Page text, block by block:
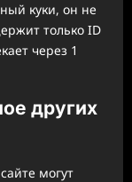
куки, он не
только ID
через 1
других
могут